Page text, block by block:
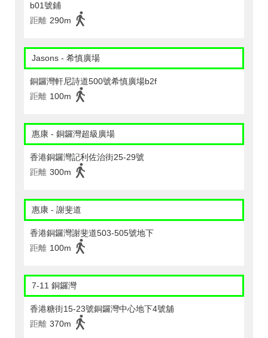
b01號鋪
距離 290m
Jasons - 希慎廣場
銅鑼灣軒尼詩道500號希慎廣場b2f
距離 100m
惠康 - 銅鑼灣超級廣場
香港銅鑼灣記利佐治街25-29號
距離 300m
惠康 - 謝斐道
香港銅鑼灣謝斐道503-505號地下
距離 100m
7-11 銅鑼灣
香港糖街15-23號銅鑼灣中心地下4號舖
距離 370m